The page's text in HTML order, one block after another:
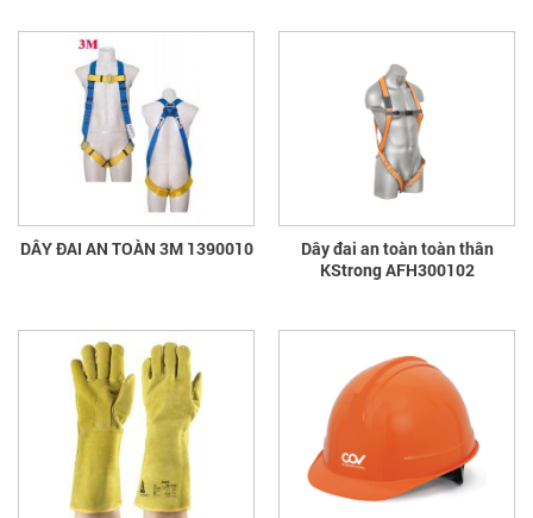
DÂY ĐAI AN TOÀN 3M 1390010
Dây đai an toàn toàn thân
KStrong AFH300102